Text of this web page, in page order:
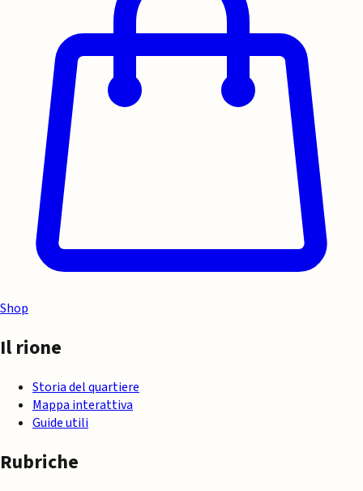
Shop
Il rione
Storia del quartiere
Mappa interattiva
Guide utili
Rubriche